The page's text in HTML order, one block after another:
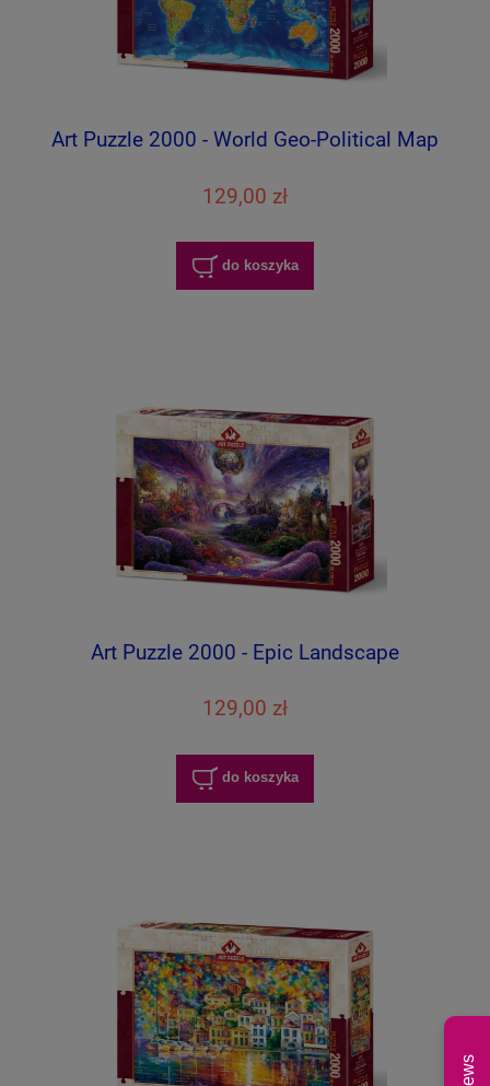
Art Puzzle 2000 - World Geo-Political Map
129,00 zł
do koszyka
Art Puzzle 2000 - Epic Landscape
129,00 zł
do koszyka
News